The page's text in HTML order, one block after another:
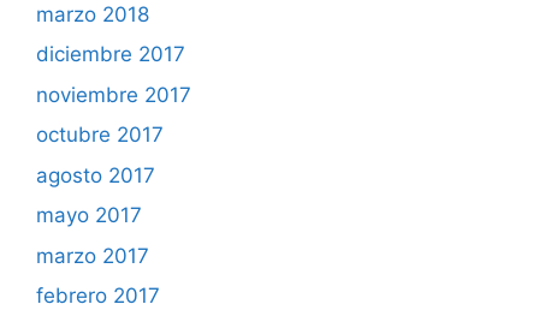
marzo 2018
diciembre 2017
noviembre 2017
octubre 2017
agosto 2017
mayo 2017
marzo 2017
febrero 2017